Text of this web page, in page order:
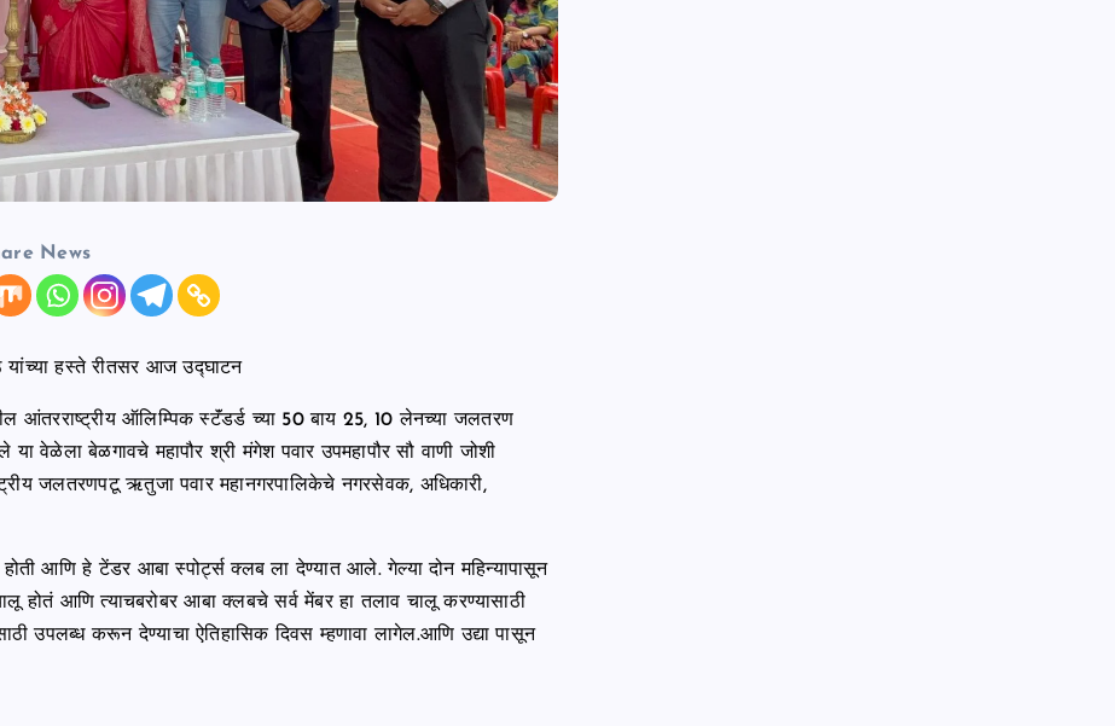
News
हस्ते रीतसर आज उद्घाटन
आंतरराष्ट्रीय ऑलिम्पिक स्टॅंडर्ड च्या 50 बाय 25, 10 लेनच्या जलतरण
वेळेला बेळगावचे महापौर श्री मंगेश पवार उपमहापौर सौ वाणी जोशी
जलतरणपटू ऋतुजा पवार महानगरपालिकेचे नगरसेवक, अधिकारी,
आणि हे टेंडर आबा स्पोर्ट्स क्लब ला देण्यात आले. गेल्या दोन महिन्यापासून
होतं आणि त्याचबरोबर आबा क्लबचे सर्व मेंबर हा तलाव चालू करण्यासाठी
करून देण्याचा ऐतिहासिक दिवस म्हणावा लागेल.आणि उद्या पासून